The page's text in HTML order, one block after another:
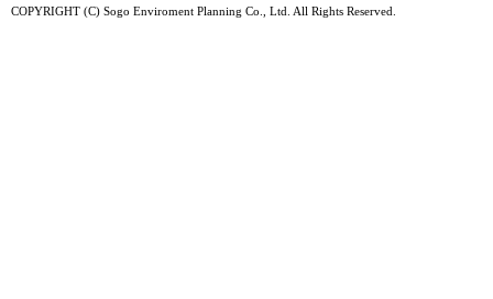
COPYRIGHT (C) Sogo Enviroment Planning Co., Ltd. All Rights Reserved.